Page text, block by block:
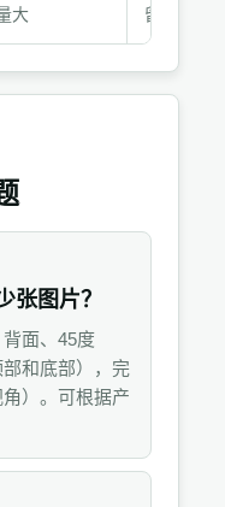
大
留缓冲时
张图片？
面、45度
和底部），完
）。可根据产